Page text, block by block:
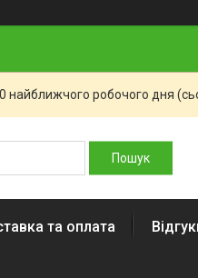
найближчого робочого дня
та оплата